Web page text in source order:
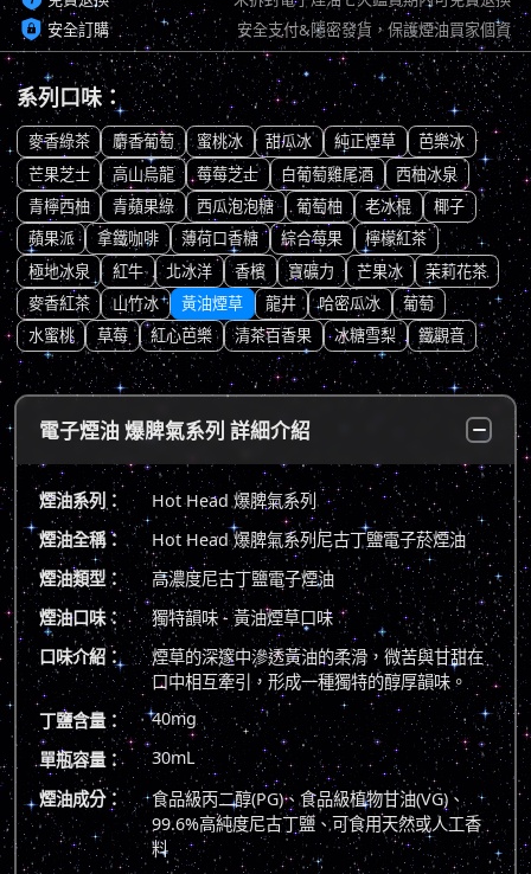
 安全訂購 安全支付&隱密發貨，保護煙油買家個資
系列口味：
麥香綠茶 麝香葡萄 蜜桃冰 甜瓜冰 純正煙草
芭樂冰
芒果芝士
高山烏龍 莓莓芝士 白葡萄雞尾酒
西柚冰泉
青檸西柚
青蘋果綠 西瓜泡泡糖 葡萄柚 老冰棍
椰子
蘋果派
拿鐵咖啡 薄荷口香糖 綜合莓果
檸檬紅茶
極地冰泉
紅牛 北冰洋 香檳 寶礦力 芒果冰
茉莉花茶
麥香紅茶
山竹冰 黃油煙草 龍井 哈密瓜冰
葡萄
水蜜桃
草莓 紅心芭樂 清茶百香果 冰糖雪梨 鐵觀音
電子煙油 爆脾氣系列 詳細介紹
煙油系列：
Hot Head 爆脾氣系列
煙油全稱：
Hot Head 爆脾氣系列尼古丁鹽電子菸煙油
煙油類型：
高濃度尼古丁鹽電子煙油
煙油口味：
獨特韻味 - 黃油煙草口味
口味介紹：
煙草的深邃中滲透黃油的柔滑，微苦與甘甜在
口中相互牽引，形成一種獨特的醇厚韻味。
丁鹽含量：
40mg
單瓶容量：
30mL
煙油成分：
食品級丙二醇(PG)、食品級植物甘油(VG)、
99.6%高純度尼古丁鹽、可食用天然或人工香
料